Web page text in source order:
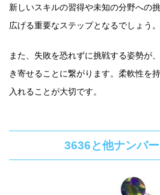
新しいスキルの習得や未知の分野への
広げる重要なステップとなるでしょう。
また、失敗を恐れずに挑戦する姿勢が
き寄せることに繋がります。柔軟性を
入れることが大切です。
3636と他ナンバ